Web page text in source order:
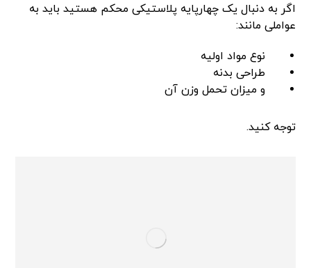
اگر به دنبال یک چهارپایه پلاستیکی محکم هستید باید به
عواملی مانند:
نوع مواد اولیه
طراحی بدنه
و میزان تحمل وزن آن
توجه کنید.